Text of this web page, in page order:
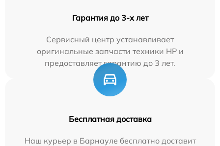
Гарантия до 3-х лет
Сервисный центр устанавливает
оригинальные запчасти техники HP и
предоставляет гарантию до 3 лет.
Бесплатная доставка
Наш курьер в Барнауле бесплатно доставит